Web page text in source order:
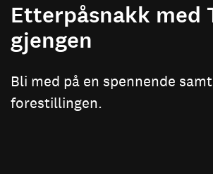
Etterpåsnakk med
gjengen
Bli med på en spennende
forestillingen.